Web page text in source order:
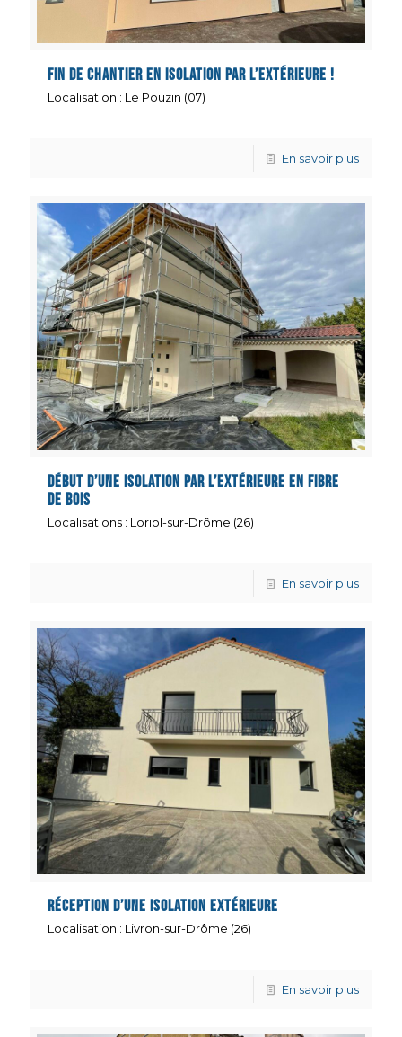
Fin de chantier en isolation par l’extérieure !
Localisation : Le Pouzin (07)
En savoir plus
Début d’une isolation par l’extérieure en fibre
de bois
Localisations : Loriol-sur-Drôme (26)
En savoir plus
Réception d’une isolation extérieure
Localisation : Livron-sur-Drôme (26)
En savoir plus